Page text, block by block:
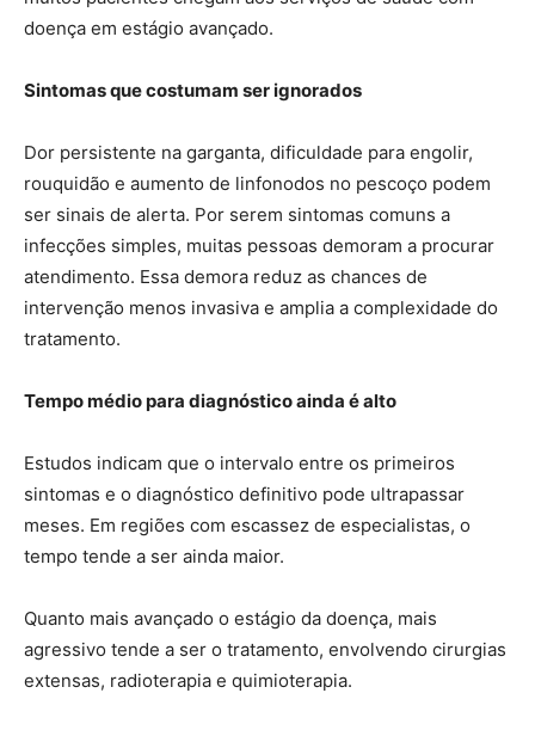
doença em estágio avançado.
Sintomas que costumam ser ignorados
Dor persistente na garganta, dificuldade para engolir,
rouquidão e aumento de linfonodos no pescoço podem
ser sinais de alerta. Por serem sintomas comuns a
infecções simples, muitas pessoas demoram a procurar
atendimento. Essa demora reduz as chances de
intervenção menos invasiva e amplia a complexidade do
tratamento.
Tempo médio para diagnóstico ainda é alto
Estudos indicam que o intervalo entre os primeiros
sintomas e o diagnóstico definitivo pode ultrapassar
meses. Em regiões com escassez de especialistas, o
tempo tende a ser ainda maior.
Quanto mais avançado o estágio da doença, mais
agressivo tende a ser o tratamento, envolvendo cirurgias
extensas, radioterapia e quimioterapia.